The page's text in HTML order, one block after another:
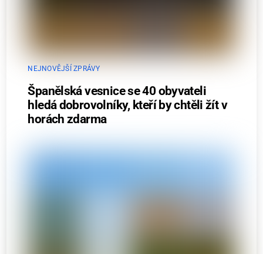
NEJNOVĚJŠÍ ZPRÁVY
Španělská vesnice se 40 obyvateli
hledá dobrovolníky, kteří by chtěli žít v
horách zdarma